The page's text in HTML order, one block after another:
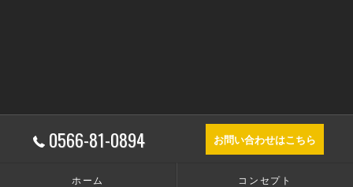
0566-81-0894 お問い合わせはこちら
ホーム コンセプト